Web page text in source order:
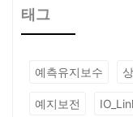
태그
예측유지보수
예지보전